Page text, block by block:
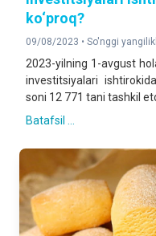
ko‘proq?
09/08/2023 • So'nggi
2023-yilning 1-avgust
investitsiyalari
soni 12 771 tani tashkil
Batafsil ...